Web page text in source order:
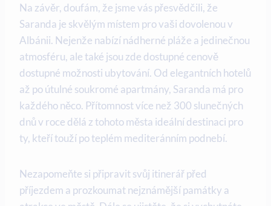
Na závěr, doufám, ‌že ‌jsme vás přesvědčili, že
Saranda​ je skvělým ​místem pro vaši‍ dovolenou v
Albánii. Nejenže nabízí nádherné pláže a jedinečnou
atmosféru, ⁣ale také ⁣jsou zde dostupné cenově
dostupné ​možnosti ubytování.‌ Od⁣ elegantních​ hotelů
až po‍ útulné soukromé apartmány, Saranda má pro
každého něco. Přítomnost více než 300‍ slunečných
dnů v roce dělá z ⁢tohoto města ideální destinaci pro
ty, kteří touží po ​teplém mediteránním podnebí.
Nezapomeňte si připravit svůj itinerář před
příjezdem a prozkoumat nejznámější⁤ památky a